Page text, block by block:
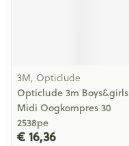
3M, Opticlude
Opticlude 3m Boys&girls
Midi Oogkompres 30
2538pe
€ 16,36